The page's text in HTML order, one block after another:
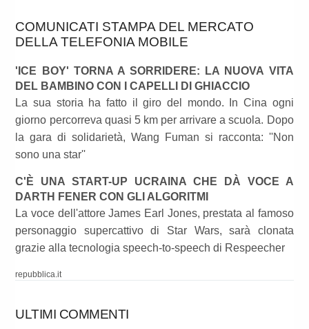
COMUNICATI STAMPA DEL MERCATO
DELLA TELEFONIA MOBILE
'ICE BOY' TORNA A SORRIDERE: LA NUOVA VITA
DEL BAMBINO CON I CAPELLI DI GHIACCIO
La sua storia ha fatto il giro del mondo. In Cina ogni
giorno percorreva quasi 5 km per arrivare a scuola. Dopo
la gara di solidarietà, Wang Fuman si racconta: ''Non
sono una star''
C'È UNA START-UP UCRAINA CHE DÀ VOCE A
DARTH FENER CON GLI ALGORITMI
La voce dell'attore James Earl Jones, prestata al famoso
personaggio supercattivo di Star Wars, sarà clonata
grazie alla tecnologia speech-to-speech di Respeecher
repubblica.it
ULTIMI COMMENTI